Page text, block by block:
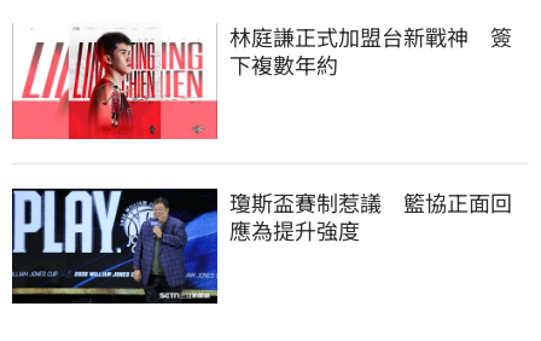
林庭謙正式加盟台新戰神　簽
下複數年約
瓊斯盃賽制惹議　籃協正面回
應為提升強度